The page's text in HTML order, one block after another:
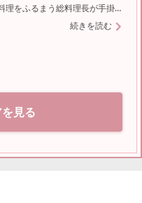
理をふるまう総料理長が手掛
を是非ご賞味ください！ 人気
続きを読む
見る